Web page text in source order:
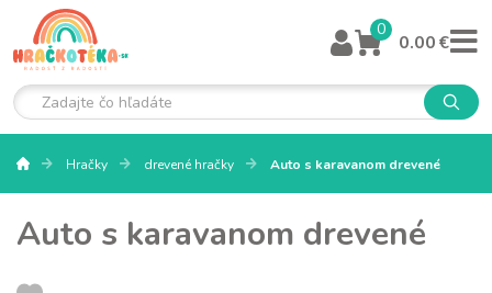
0
0.00 €
Hračky drevené hračky Auto s karavanom drevené
Auto s karavanom drevené